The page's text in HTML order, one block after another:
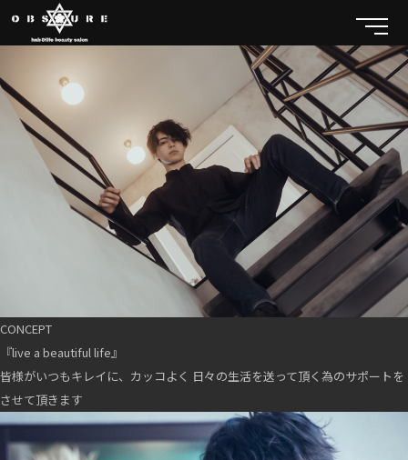
CONCEPT
『live a beautiful life』
皆様がいつもキレイに、カッコよく 日々の生活を送って頂く為のサポートを
させて頂きます